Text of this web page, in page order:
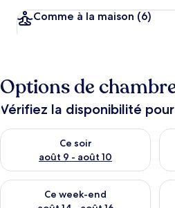
Comme à la maison (6)
Options de
Vérifiez la disponibilité
Ce soir
août 9 - août 10
Vérifier la disponibilité pour ce soir
Ce week-end
Vérifier la disponibilité pour ce